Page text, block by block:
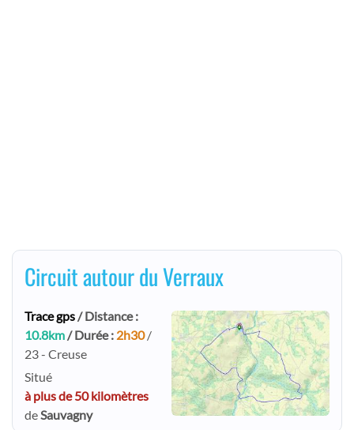
Circuit autour du Verraux
Trace gps/ Distance :
10.8km/ Durée : 2h30/
23 - Creuse
Situé
à plus de 50 kilomètres
deSauvagny